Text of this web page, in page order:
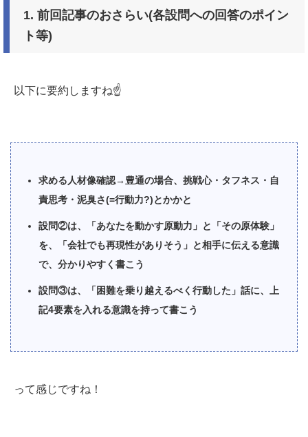
1. 前回記事のおさらい(各設問への回答のポイン
ト等)
以下に要約しますね☝️
求める人材像確認→豊通の場合、挑戦心・タフネス・自
責思考・泥臭さ(=行動力?)とかかと
設問②は、「あなたを動かす原動力」と「その原体験」
を、「会社でも再現性がありそう」と相手に伝える意識
で、分かりやすく書こう
設問③は、「困難を乗り越えるべく行動した」話に、上
記4要素を入れる意識を持って書こう
って感じですね！